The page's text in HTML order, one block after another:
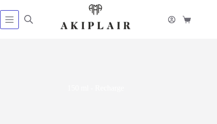
au
contenu
Panier